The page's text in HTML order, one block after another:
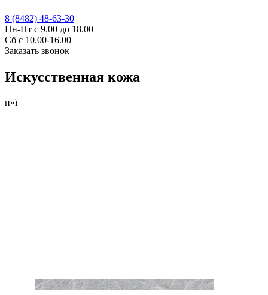
8 (8482) 48-63-30
Пн-Пт с 9.00 до 18.00
Сб с 10.00-16.00
Заказать звонок
Искусственная кожа
п»ї